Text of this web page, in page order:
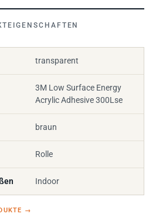
transparent
3M Low Surface Energy
Acrylic Adhesive 300Lse
braun
Rolle
Indoor
→